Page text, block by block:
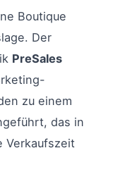
Boutique
Der
PreSales
zu einem
das in
Verkaufszeit